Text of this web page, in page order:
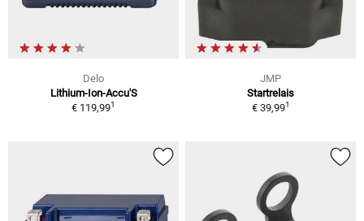
Delo
Lithium-Ion-Accu'S
€ 119,991
JMP
Startrelais
€ 39,991